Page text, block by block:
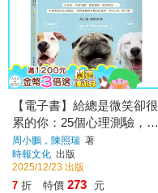
【電子書】給總是微笑卻很
累的你：25個心理測驗，帶
你剖析情緒，讀懂自己
周小鵬，陳照瑞 著
時報文化 出版
2025/12/23 出版
7 折 特價 273 元